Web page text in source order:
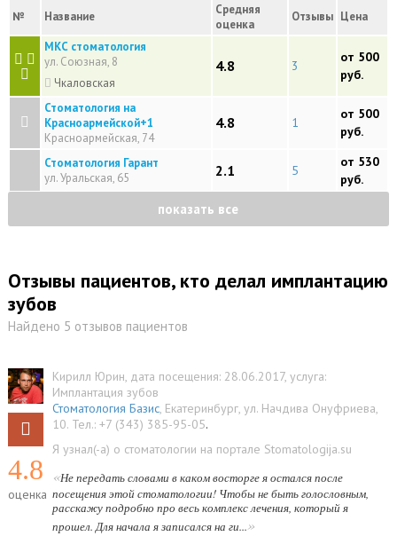
№ Название
Средняя
оценка
Отзывы Цена
МКС стоматология
ул. Союзная, 8
Чкаловская
4.8 3
от 500
руб.
Стоматология на
Красноармейской+1
Красноармейская, 74
4.8 1
от 500
руб.
Стоматология Гарант
ул. Уральская, 65
2.1 5
от 530
руб.
показать все
Отзывы пациентов, кто делал имплантацию
зубов
Найдено 5 отзывов пациентов
4.8
оценка
Кирилл Юрин, дата посещения: 28.06.2017, услуга:
Имплантация зубов
Стоматология Базис, Екатеринбург, ул. Начдива Онуфриева,
10. Тел.: +7 (343) 385-95-05.
Я узнал(-а) о стоматологии на портале Stomatologija.su
«Не передать словами в каком восторге я остался после
посещения этой стоматологии! Чтобы не быть голословным,
расскажу подробно про весь комплекс лечения, который я
прошел. Для начала я записался на ги...»